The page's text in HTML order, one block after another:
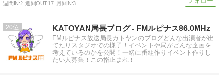
週間IN:2 週間OUT:17 月間IN:3
20 KATOYAN局長ブログ - FMルピナス86.0MHz
FMルピナス放送局長カトヤンのブログどんな出演者が出
てたりスタジオでの様子！イベントや局がどんな企画を
考えているのかを公開！一緒に番組作りイベント作りし
たい人募集！この指止まれ！